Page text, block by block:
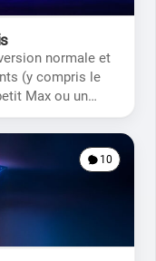
normale et
(y compris le
Max ou un
10